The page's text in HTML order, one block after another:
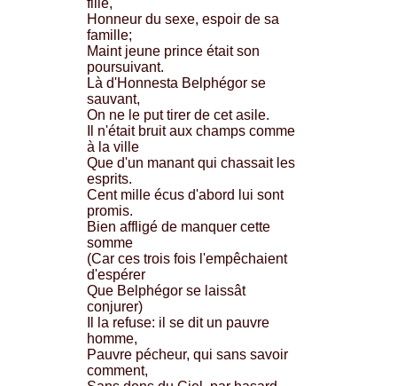
fille,
Honneur du sexe, espoir de sa
famille;
Maint jeune prince était son
poursuivant.
Là d'Honnesta Belphégor se
sauvant,
On ne le put tirer de cet asile.
Il n'était bruit aux champs comme
à la ville
Que d'un manant qui chassait les
esprits.
Cent mille écus d'abord lui sont
promis.
Bien affligé de manquer cette
somme
(Car ces trois fois l'empêchaient
d'espérer
Que Belphégor se laissât
conjurer)
Il la refuse: il se dit un pauvre
homme,
Pauvre pécheur, qui sans savoir
comment,